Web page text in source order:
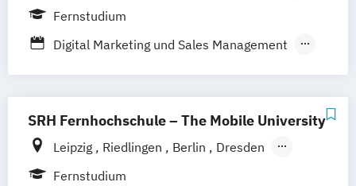
Bremen
Göttingen Hamburg Hannover
Kaiserslautern/Kusel Kiel
Ludwigshafen/Diez München Nürnberg
Online-Fernstudium
Regensburg Stade
Stuttgart Köln
Fernstudium
Digital Marketing und Sales Management
SRH Fernhochschule – The Mobile University
Leipzig Riedlingen Berlin
Dresden
Düsseldorf
Fernstudium